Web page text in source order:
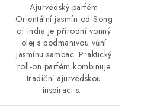
Ajurvédský parfém
Orientální jasmín od Song
of India je přírodní vonný
olej s podmanivou vůní
jasmínu sambac. Praktický
roll-on parfém kombinuje
tradiční ajurvédskou
inspiraci s...